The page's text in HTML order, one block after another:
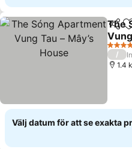
Dela
The
5
/
1.4
Välj datum för att se exakta